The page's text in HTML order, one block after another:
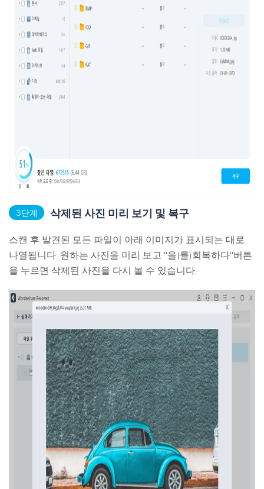
3단계 삭제된 사진 미리 보기 및 복구
스캔 후 발견된 모든 파일이 아래 이미지가 표시되는 대로
나열됩니다. 원하는 사진을 미리 보고 "을(를)회복하다"버튼
을 누르면 삭제된 사진을 다시 볼 수 있습니다.